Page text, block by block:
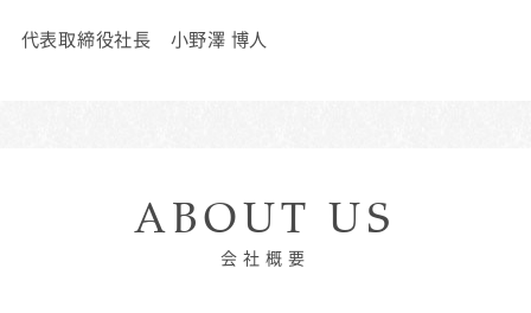
代表取締役社長 小野澤 博人
ABOUT US
会社概要